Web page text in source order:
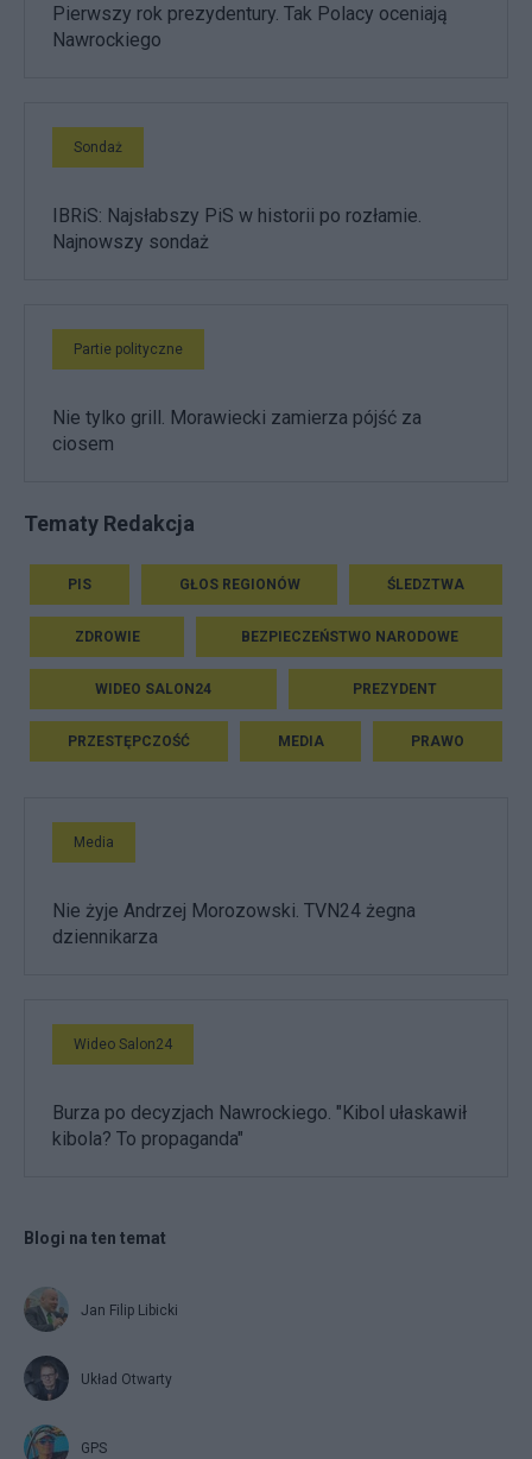
Pierwszy rok prezydentury. Tak Polacy oceniają
Nawrockiego
Sondaż
IBRiS: Najsłabszy PiS w historii po rozłamie.
Najnowszy sondaż
Partie polityczne
Nie tylko grill. Morawiecki zamierza pójść za
ciosem
Tematy Redakcja
PIS GŁOS REGIONÓW ŚLEDZTWA
ZDROWIE BEZPIECZEŃSTWO NARODOWE
WIDEO SALON24 PREZYDENT
PRZESTĘPCZOŚĆ MEDIA PRAWO
Media
Nie żyje Andrzej Morozowski. TVN24 żegna
dziennikarza
Wideo Salon24
Burza po decyzjach Nawrockiego. "Kibol ułaskawił
kibola? To propaganda"
Blogi na ten temat
Jan Filip Libicki
Układ Otwarty
GPS